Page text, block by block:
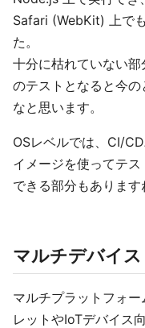
Safari (WebKit) 上で
た。
十分に枯れていない
のテストとなると今
なと思います。
OSレベルでは、CI/
イメージを使ってテ
できる部分もあります
マルチデバイス
マルチプラットフォ
レットやIoTデバイス